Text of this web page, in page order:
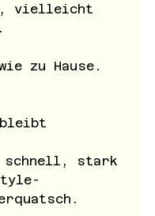
vielleicht
zu Hause.
bleibt
stark